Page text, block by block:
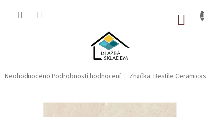
Průměrné
Neohodnoceno Podrobnosti hodnocení Značka: Bestile Ceramicas